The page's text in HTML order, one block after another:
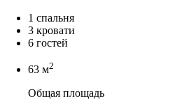
1 спальня
3 кровати
6 гостей
63 м2
Общая площадь